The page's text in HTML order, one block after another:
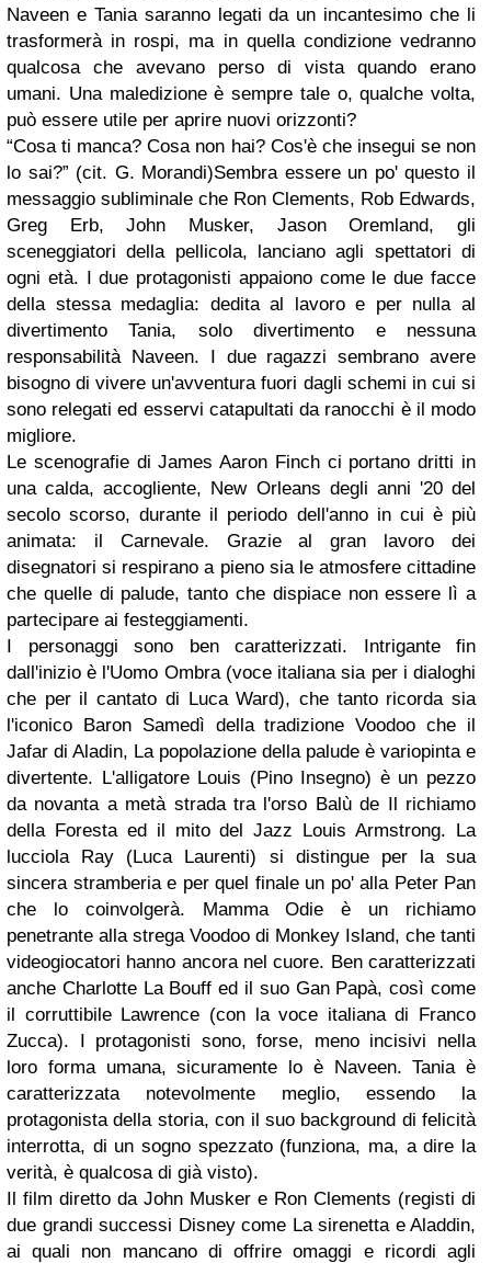
Naveen e Tania saranno legati da un incantesimo che li
trasformerà in rospi, ma in quella condizione vedranno
qualcosa che avevano perso di vista quando erano
umani. Una maledizione è sempre tale o, qualche volta,
può essere utile per aprire nuovi orizzonti?
“Cosa ti manca? Cosa non hai? Cos'è che insegui se non
lo sai?” (cit. G. Morandi)Sembra essere un po' questo il
messaggio subliminale che Ron Clements, Rob Edwards,
Greg Erb, John Musker, Jason Oremland, gli
sceneggiatori della pellicola, lanciano agli spettatori di
ogni età. I due protagonisti appaiono come le due facce
della stessa medaglia: dedita al lavoro e per nulla al
divertimento Tania, solo divertimento e nessuna
responsabilità Naveen. I due ragazzi sembrano avere
bisogno di vivere un'avventura fuori dagli schemi in cui si
sono relegati ed esservi catapultati da ranocchi è il modo
migliore.
Le scenografie di James Aaron Finch ci portano dritti in
una calda, accogliente, New Orleans degli anni '20 del
secolo scorso, durante il periodo dell'anno in cui è più
animata: il Carnevale. Grazie al gran lavoro dei
disegnatori si respirano a pieno sia le atmosfere cittadine
che quelle di palude, tanto che dispiace non essere lì a
partecipare ai festeggiamenti.
I personaggi sono ben caratterizzati. Intrigante fin
dall'inizio è l'Uomo Ombra (voce italiana sia per i dialoghi
che per il cantato di Luca Ward), che tanto ricorda sia
l'iconico Baron Samedì della tradizione Voodoo che il
Jafar di Aladin, La popolazione della palude è variopinta e
divertente. L'alligatore Louis (Pino Insegno) è un pezzo
da novanta a metà strada tra l'orso Balù de Il richiamo
della Foresta ed il mito del Jazz Louis Armstrong. La
lucciola Ray (Luca Laurenti) si distingue per la sua
sincera stramberia e per quel finale un po' alla Peter Pan
che lo coinvolgerà. Mamma Odie è un richiamo
penetrante alla strega Voodoo di Monkey Island, che tanti
videogiocatori hanno ancora nel cuore. Ben caratterizzati
anche Charlotte La Bouff ed il suo Gan Papà, così come
il corruttibile Lawrence (con la voce italiana di Franco
Zucca). I protagonisti sono, forse, meno incisivi nella
loro forma umana, sicuramente lo è Naveen. Tania è
caratterizzata notevolmente meglio, essendo la
protagonista della storia, con il suo background di felicità
interrotta, di un sogno spezzato (funziona, ma, a dire la
verità, è qualcosa di già visto).
Il film diretto da John Musker e Ron Clements (registi di
due grandi successi Disney come La sirenetta e Aladdin,
ai quali non mancano di offrire omaggi e ricordi agli